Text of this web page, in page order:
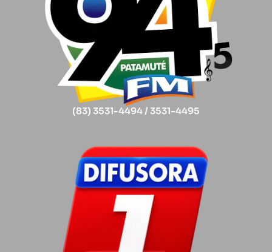
(83) 3531-4494 / 3531-4495